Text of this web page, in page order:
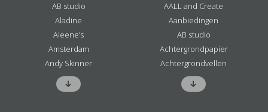
AB studio
Aladine
Aleene’s
Amsterdam
Andy Skinner
AALL and Create
Aanbiedingen
AB studio
Achtergrondpapier
Achtergrondvellen